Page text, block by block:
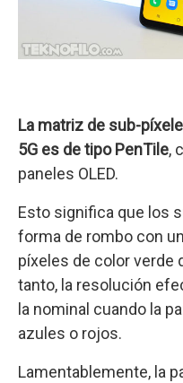
La matriz de sub-
5G es de tipo PenTile,
paneles OLED.
Esto significa que los
forma de rombo con
píxeles de color verde
tanto, la resolución
la nominal cuando la
azules o rojos.
Lamentablemente, la